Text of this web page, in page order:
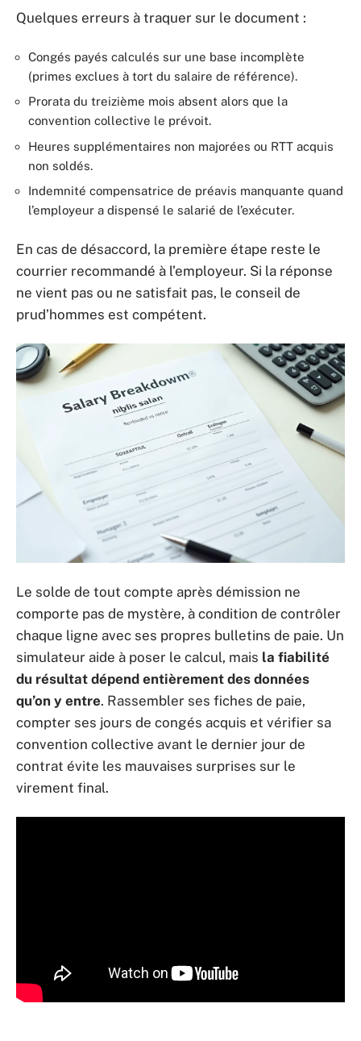
Quelques erreurs à traquer sur le document :
Congés payés calculés sur une base incomplète
(primes exclues à tort du salaire de référence).
Prorata du treizième mois absent alors que la
convention collective le prévoit.
Heures supplémentaires non majorées ou RTT acquis
non soldés.
Indemnité compensatrice de préavis manquante quand
l’employeur a dispensé le salarié de l’exécuter.
En cas de désaccord, la première étape reste le
courrier recommandé à l’employeur. Si la réponse
ne vient pas ou ne satisfait pas, le conseil de
prud’hommes est compétent.
Le solde de tout compte après démission ne
comporte pas de mystère, à condition de contrôler
chaque ligne avec ses propres bulletins de paie. Un
simulateur aide à poser le calcul, mais la fiabilité
du résultat dépend entièrement des données
qu’on y entre. Rassembler ses fiches de paie,
compter ses jours de congés acquis et vérifier sa
convention collective avant le dernier jour de
contrat évite les mauvaises surprises sur le
virement final.